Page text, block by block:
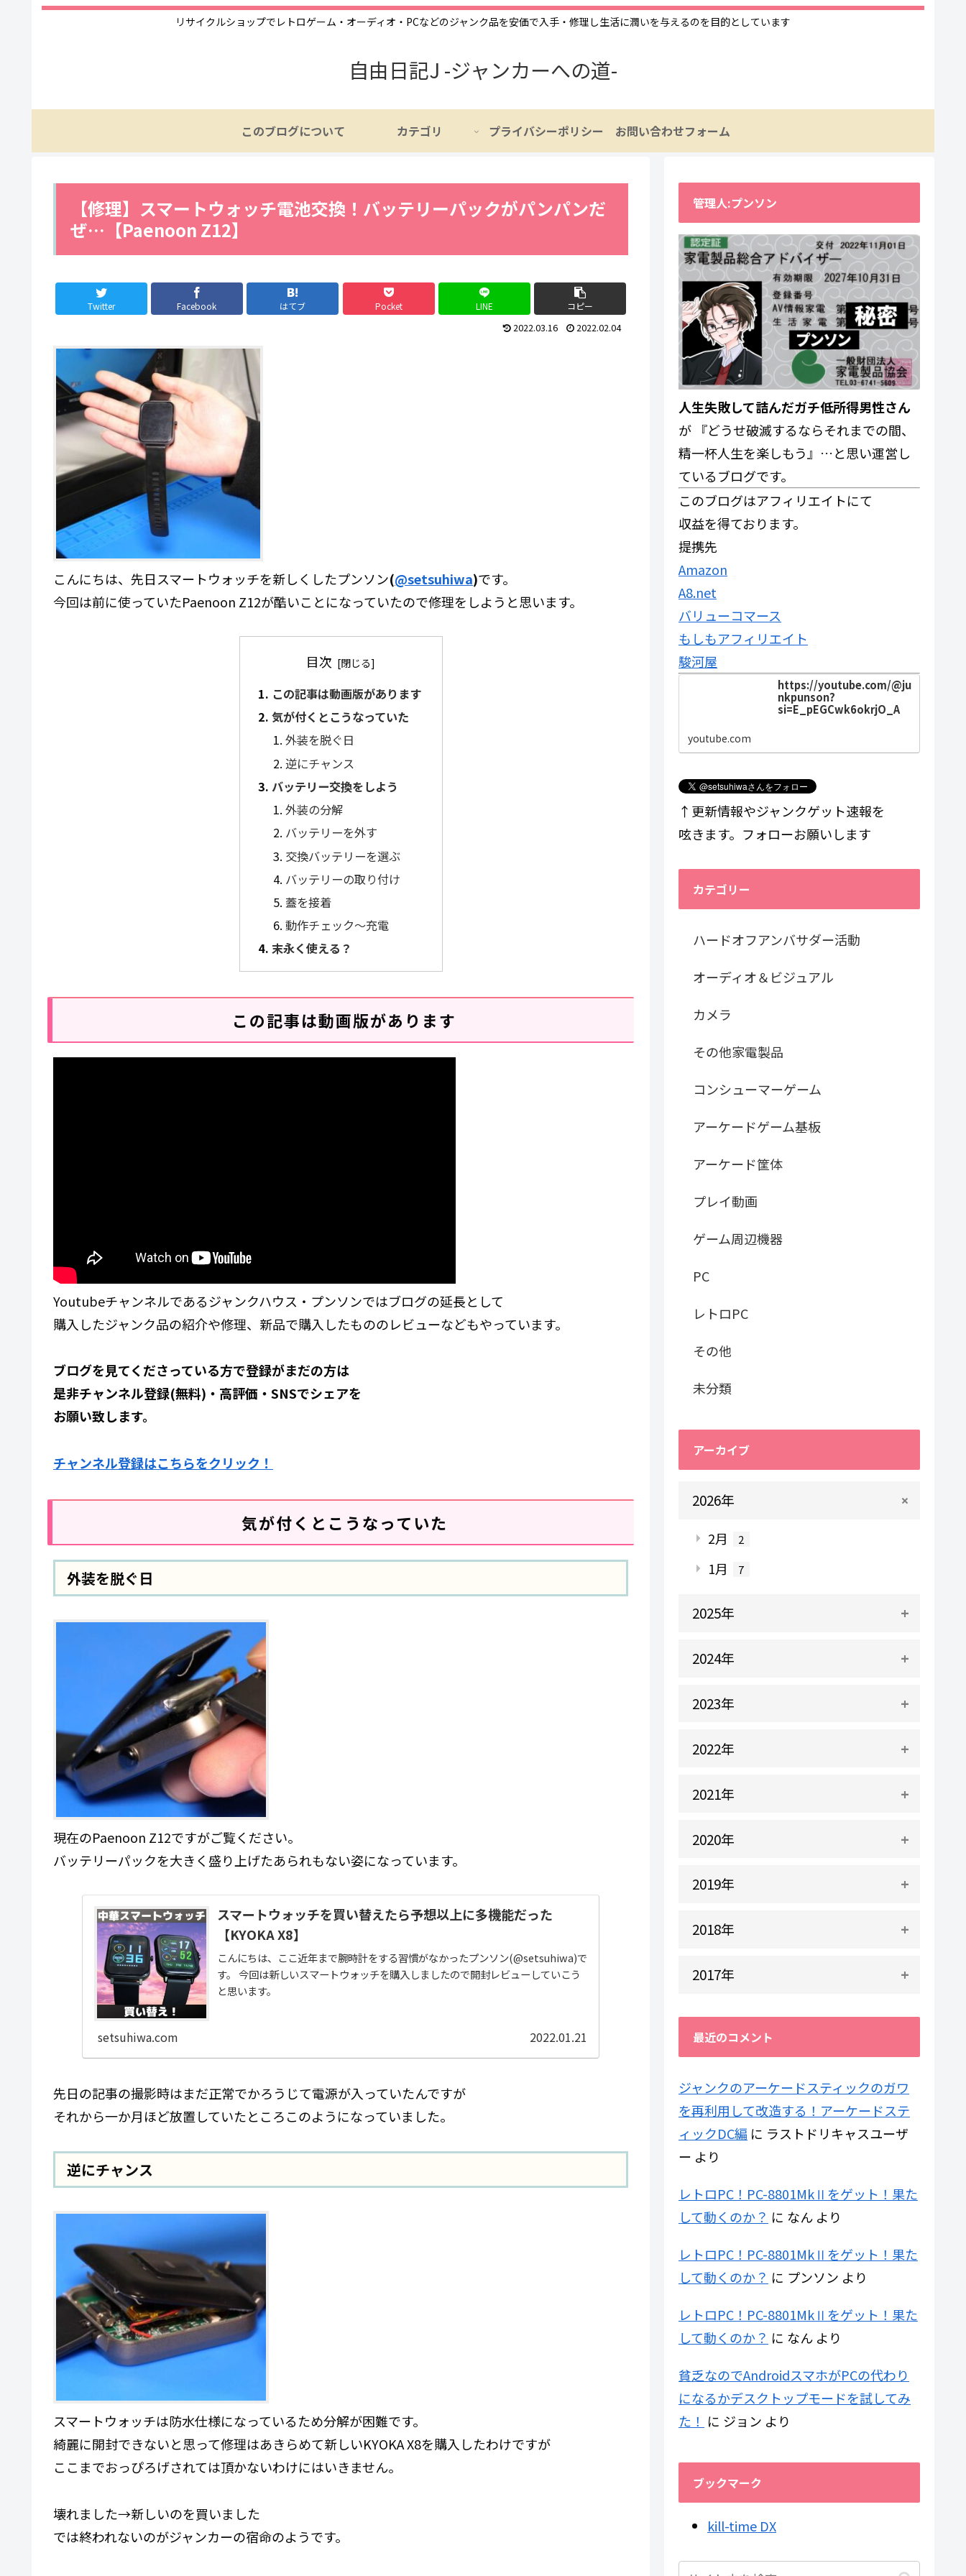
リサイクルショップでレトロゲーム・オーディオ・PCなどのジャンク品を安価で入手・修理し生活に潤いを与えるのを目的としています
自由日記J -ジャンカーへの道-
このブログについて カテゴリ プライバシーポリシー お問い合わせフォーム
【修理】スマートウォッチ電池交換！バッテリーパックがパンパンだ
ぜ…【Paenoon Z12】
Twitter Facebook はてブ Pocket LINE コピー
2022.03.16 2022.02.04
こんにちは、先日スマートウォッチを新しくしたプンソン(@setsuhiwa)です。
今回は前に使っていたPaenoon Z12が酷いことになっていたので修理をしようと思います。
目次
この記事は動画版があります
気が付くとこうなっていた
外装を脱ぐ日
逆にチャンス
バッテリー交換をしよう
外装の分解
バッテリーを外す
交換バッテリーを選ぶ
バッテリーの取り付け
蓋を接着
動作チェック～充電
末永く使える？
この記事は動画版があります
Youtubeチャンネルであるジャンクハウス・プンソンではブログの延長として
購入したジャンク品の紹介や修理、新品で購入したもののレビューなどもやっています。
ブログを見てくださっている方で登録がまだの方は
是非チャンネル登録(無料)・高評価・SNSでシェアを
お願い致します。
チャンネル登録はこちらをクリック！
気が付くとこうなっていた
外装を脱ぐ日
現在のPaenoon Z12ですがご覧ください。
バッテリーパックを大きく盛り上げたあられもない姿になっています。
スマートウォッチを買い替えたら予想以上に多機能だった
【KYOKA X8】
こんにちは、ここ近年まで腕時計をする習慣がなかったプンソン(@setsuhiwa)で
す。 今回は新しいスマートウォッチを購入しましたので開封レビューしていこう
と思います。
setsuhiwa.com 2022.01.21
先日の記事の撮影時はまだ正常でかろうじて電源が入っていたんですが
それから一か月ほど放置していたところこのようになっていました。
逆にチャンス
スマートウォッチは防水仕様になっているため分解が困難です。
綺麗に開封できないと思って修理はあきらめて新しいKYOKA X8を購入したわけですが
ここまでおっぴろげされては頂かないわけにはいきません。
壊れました→新しいのを買いました
では終われないのがジャンカーの宿命のようです。
管理人:プンソン
人生失敗して詰んだガチ低所得男性さん
が 『どうせ破滅するならそれまでの間、
精一杯人生を楽しもう』…と思い運営し
ているブログです。
このブログはアフィリエイトにて
収益を得ております。
提携先
Amazon
A8.net
バリューコマース
もしもアフィリエイト
駿河屋
https://youtube.com/@ju
nkpunson?
si=E_pEGCwk6okrjO_A
youtube.com
↑更新情報やジャンクゲット速報を
呟きます。フォローお願いします
カテゴリー
ハードオフアンバサダー活動
オーディオ＆ビジュアル
カメラ
その他家電製品
コンシューマーゲーム
アーケードゲーム基板
アーケード筐体
プレイ動画
ゲーム周辺機器
PC
レトロPC
その他
未分類
アーカイブ
2026年
2月 2
1月 7
2025年
2024年
2023年
2022年
2021年
2020年
2019年
2018年
2017年
最近のコメント
ジャンクのアーケードスティックのガワ
を再利用して改造する！アーケードステ
ィックDC編 に ラストドリキャスユーザ
ー より
レトロPC！PC-8801MkⅡをゲット！果た
して動くのか？ に なん より
レトロPC！PC-8801MkⅡをゲット！果た
して動くのか？ に プンソン より
レトロPC！PC-8801MkⅡをゲット！果た
して動くのか？ に なん より
貧乏なのでAndroidスマホがPCの代わり
になるかデスクトップモードを試してみ
た！ に ジョン より
ブックマーク
kill-time DX